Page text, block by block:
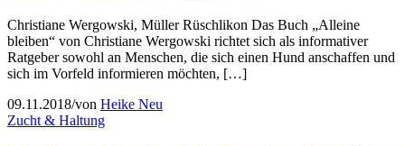
Christiane Wergowski, Müller Rüschlikon Das Buch „Alleine
bleiben“ von Christiane Wergowski richtet sich als informativer
Ratgeber sowohl an Menschen, die sich einen Hund anschaffen und
sich im Vorfeld informieren möchten, […]
09.11.2018/von Heike Neu
Zucht & Haltung